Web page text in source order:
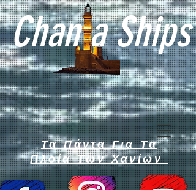
Chan a Ships
Τα Πάντα Για Τα
Πλοία Των Χανίων